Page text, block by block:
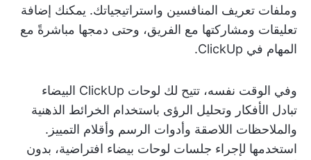
وملفات تعريف المنافسين واستراتيجياتك. يمكنك إضافة
تعليقات ومشاركتها مع الفريق، وحتى دمجها مباشرةً مع
المهام في ClickUp.
وفي الوقت نفسه، تتيح لك لوحات ClickUp البيضاء
تبادل الأفكار وتحليل الرؤى باستخدام الخرائط الذهنية
والملاحظات اللاصقة وأدوات الرسم وأقلام التمييز.
استخدمها لإجراء جلسات لوحات بيضاء افتراضية، بدون